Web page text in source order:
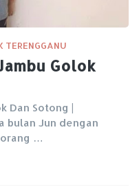
TERENGGANU
Golok
Dan Sotong |
bulan Jun dengan
…